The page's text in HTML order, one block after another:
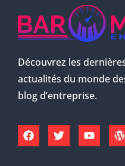
Découvrez les
actualités du monde
blog d’entreprise.